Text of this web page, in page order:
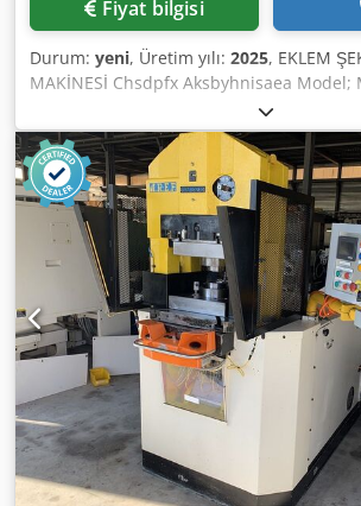
Fiyat bilgisi
Durum: yeni, Üretim yılı: 2025, EKLEM
MAKİNESİ Chsdpfx Aksbyhnisaea Model;
maksimum genişlik; 500mm -hız
kadar -giriş gücü: 0,37 kW